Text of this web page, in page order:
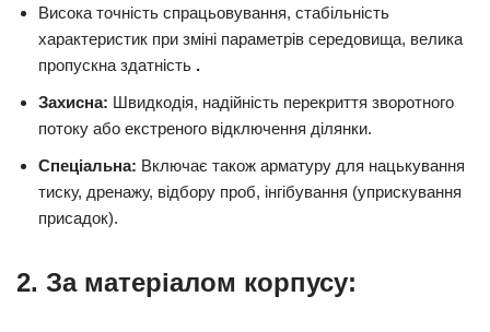
Висока точність спрацьовування, стабільність
характеристик при зміні параметрів середовища, велика
пропускна здатність .
Захисна: Швидкодія, надійність перекриття зворотного
потоку або екстреного відключення ділянки.
Спеціальна: Включає також арматуру для нацькування
тиску, дренажу, відбору проб, інгібування (уприскування
присадок).
2. За матеріалом корпусу: